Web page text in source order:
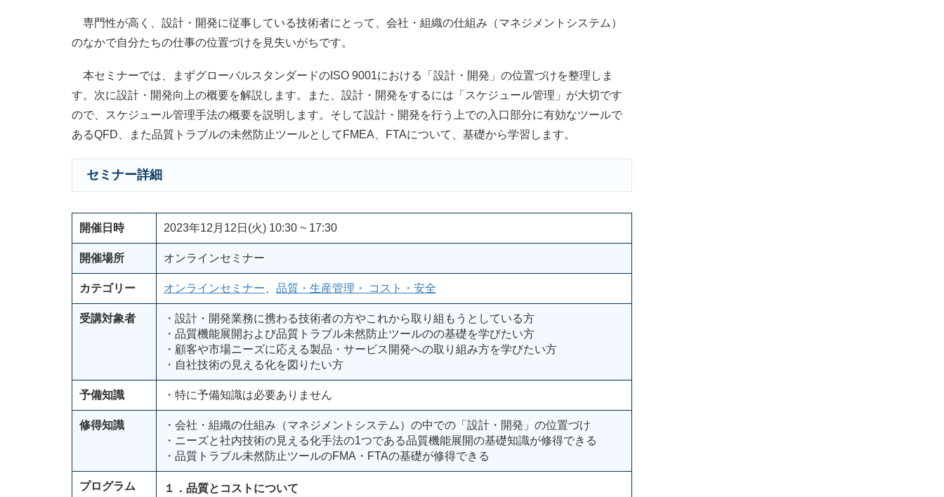
専門性が高く、設計・開発に従事している技術者にとって、会社・組織の仕組み（マネジメントシステム）
のなかで自分たちの仕事の位置づけを見失いがちです。
本セミナーでは、まずグローバルスタンダードのISO 9001における「設計・開発」の位置づけを整理しま
す。次に設計・開発向上の概要を解説します。また、設計・開発をするには「スケジュール管理」が大切です
ので、スケジュール管理手法の概要を説明します。そして設計・開発を行う上での入口部分に有効なツールで
あるQFD、また品質トラブルの未然防止ツールとしてFMEA、FTAについて、基礎から学習します。
セミナー詳細
開催日時 2023年12月12日(火) 10:30 ~ 17:30
開催場所 オンラインセミナー
カテゴリー オンラインセミナー 品質・生産管理・ コスト・安全
受講対象者
・設計・開発業務に携わる技術者の方やこれから取り組もうとしている方
・品質機能展開および品質トラブル未然防止ツールのの基礎を学びたい方
・顧客や市場ニーズに応える製品・サービス開発への取り組み方を学びたい方
・自社技術の見える化を図りたい方
予備知識 ・特に予備知識は必要ありません
修得知識
・会社・組織の仕組み（マネジメントシステム）の中での「設計・開発」の位置づけ
・ニーズと社内技術の見える化手法の1つである品質機能展開の基礎知識が修得できる
・品質トラブル未然防止ツールのFMA・FTAの基礎が修得できる
プログラム １．品質とコストについて